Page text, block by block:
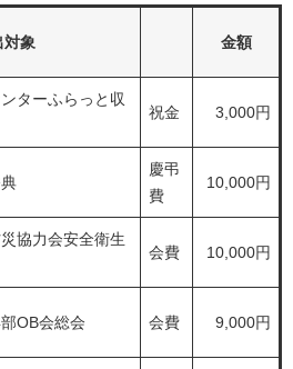
対象 金額
ターふらっと収
祝金 3,000円
慶弔
費
10,000円
協力会安全衛生
会費 10,000円
OB会総会 会費 9,000円